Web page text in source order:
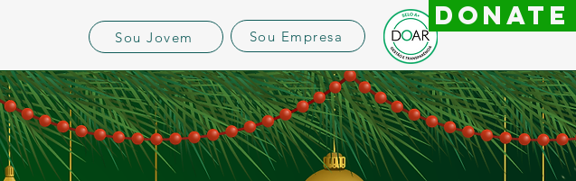
DONATE
Sou Jovem Sou Empresa